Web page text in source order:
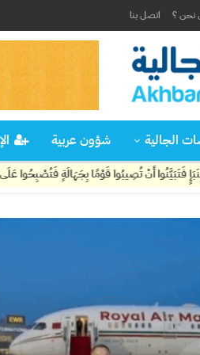
نحن ؟ اتصل بنا
الجالية شؤون عربية
تُصِيبُوا قَوْمًا بِجَهَالَةٍ فَتُصْبِحُوا عَلَى مَا فَعَلْتُمْ